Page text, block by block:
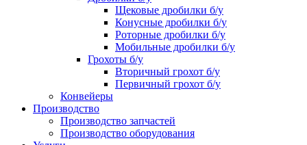
Щековые дробилки б/у
Конусные дробилки б/у
Роторные дробилки б/у
Мобильные дробилки б/у
Грохоты б/у
Вторичный грохот б/у
Первичный грохот б/у
Конвейеры
Производство
Производство запчастей
Производство оборудования